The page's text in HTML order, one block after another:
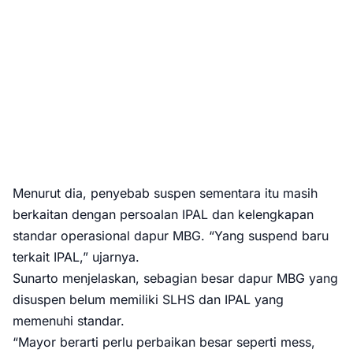
Menurut dia, penyebab suspen sementara itu masih
berkaitan dengan persoalan IPAL dan kelengkapan
standar operasional dapur MBG. “Yang suspend baru
terkait IPAL,” ujarnya.
Sunarto menjelaskan, sebagian besar dapur MBG yang
disuspen belum memiliki SLHS dan IPAL yang
memenuhi standar.
“Mayor berarti perlu perbaikan besar seperti mess,